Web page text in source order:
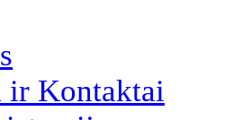
ir Kontaktai